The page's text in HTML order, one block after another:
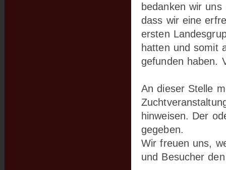
bedanken wir
dass wir eine
ersten
hatten und somit
gefunden haben.
An dieser Stelle
hinweisen. Der
gegeben.
Wir freuen uns,
und Besucher